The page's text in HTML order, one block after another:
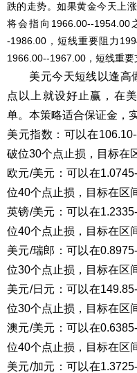
跌的走势。如果黄金今天上
将会指向1966.00--
-1986.00，短线重要阻力
1966.00--1967.00，短线重要
美元今天短线以逢高
点以上就设好止赢，在
单。本策略适合保证金，
美元指数：可以在
破位30个点止损，目标在
欧元/美元：可以在
位40个点止损，目标在区
英镑/美元：可以在
位40个点止损，目标在区
美元/瑞郎：可以在
位30个点止损，目标在区
美元/日元：可以在
位30个点止损，目标在区
澳元/美元：可以在
位40个点止损，目标在区
美元/加元：可以在